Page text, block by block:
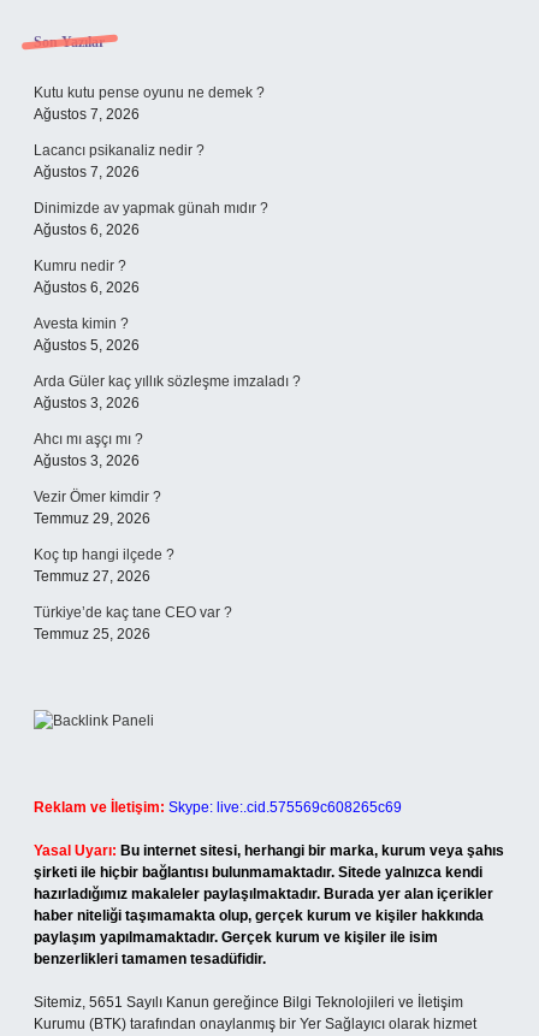
Sidebar
Son Yazılar
Kutu kutu pense oyunu ne demek ?
Ağustos 7, 2026
Lacancı psikanaliz nedir ?
Ağustos 7, 2026
Dinimizde av yapmak günah mıdır ?
Ağustos 6, 2026
Kumru nedir ?
Ağustos 6, 2026
Avesta kimin ?
Ağustos 5, 2026
Arda Güler kaç yıllık sözleşme imzaladı ?
Ağustos 3, 2026
Ahcı mı aşçı mı ?
Ağustos 3, 2026
Vezir Ömer kimdir ?
Temmuz 29, 2026
Koç tıp hangi ilçede ?
Temmuz 27, 2026
Türkiye’de kaç tane CEO var ?
Temmuz 25, 2026
Reklam ve İletişim: Skype: live:.cid.575569c608265c69
Yasal Uyarı: Bu internet sitesi, herhangi bir marka, kurum veya şahıs
şirketi ile hiçbir bağlantısı bulunmamaktadır. Sitede yalnızca kendi
hazırladığımız makaleler paylaşılmaktadır. Burada yer alan içerikler
haber niteliği taşımamakta olup, gerçek kurum ve kişiler hakkında
paylaşım yapılmamaktadır. Gerçek kurum ve kişiler ile isim
benzerlikleri tamamen tesadüfidir.
Sitemiz, 5651 Sayılı Kanun gereğince Bilgi Teknolojileri ve İletişim
Kurumu (BTK) tarafından onaylanmış bir Yer Sağlayıcı olarak hizmet